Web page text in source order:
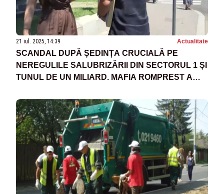
21 iul. 2025, 14:39 Actualitate
SCANDAL DUPĂ ȘEDINȚA CRUCIALĂ PE
NEREGULILE SALUBRIZĂRII DIN SECTORUL 1 ȘI
TUNUL DE UN MILIARD. MAFIA ROMPREST A
IMAGINILE ZILEI - VIDEO